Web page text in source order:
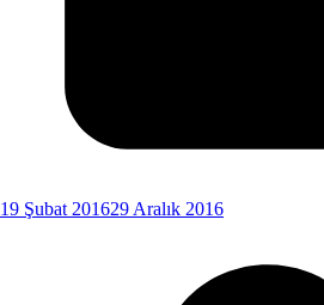
19 Şubat 201629 Aralık 2016